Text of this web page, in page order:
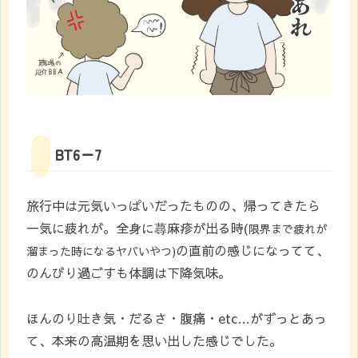
BT6ー7
旅行中は元気いっぱいだったものの、帰ってきたら
一気に疲れが。全身に蕁麻疹が出る時(限界まで疲れが
溜まった時になるヤバいやつ)の直前の感じになってて、
のんびり過ごすも体調は下降気味。
ほんのり吐き気・だるさ・腹痛・etc…がずっとあっ
て、本来の高温期を思い出した感じでした。